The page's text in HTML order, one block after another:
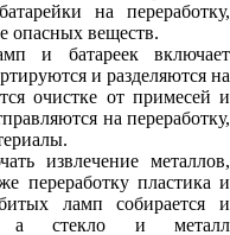
на переработку,
опасных веществ.
и батареек включает
и разделяются на
очистке от примесей и
на переработку,
извлечение металлов,
переработку пластика и
ламп собирается и
а стекло и металл